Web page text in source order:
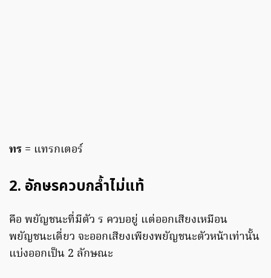
ทร = แทรกเตอร์
2. อักษรควบกล้ำไม่แท้
คือ พยัญชนะที่มีตัว ร ควบอยู่ แต่ออกเสียงเหมือน
พยัญชนะเดี่ยว จะออกเสียงเพียงพยัญชนะตัวหน้าเท่านั้น
แบ่งออกเป็น 2 ลักษณะ